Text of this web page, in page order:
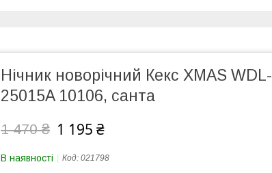
Нічник новорічний Кекс XMAS WDL-
25015A 10106, санта
1 470 ₴ 1 195 ₴
В наявності Код: 021798